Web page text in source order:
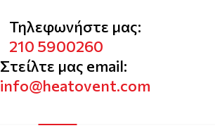
Τηλεφωνήστε μας:
210 5900260
Στείλτε μας email:
info@heatovent.com